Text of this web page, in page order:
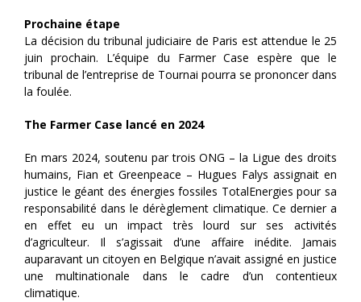
Prochaine étape
La décision du tribunal judiciaire de Paris est attendue le 25
juin prochain. L’équipe du Farmer Case espère que le
tribunal de l’entreprise de Tournai pourra se prononcer dans
la foulée.
The Farmer Case lancé en 2024
En mars 2024, soutenu par trois ONG – la Ligue des droits
humains, Fian et Greenpeace – Hugues Falys assignait en
justice le géant des énergies fossiles TotalEnergies pour sa
responsabilité dans le dérèglement climatique. Ce dernier a
en effet eu un impact très lourd sur ses activités
d’agriculteur. Il s’agissait d’une affaire inédite. Jamais
auparavant un citoyen en Belgique n’avait assigné en justice
une multinationale dans le cadre d’un contentieux
climatique.